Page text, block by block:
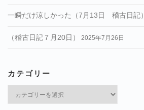
一瞬だけ涼しかった（7月13日 稽古日記）
（稽古日記７月20日） 2025年7月26日
カテゴリー